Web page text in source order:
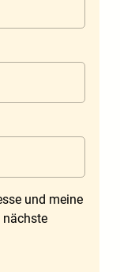
und meine
nächste